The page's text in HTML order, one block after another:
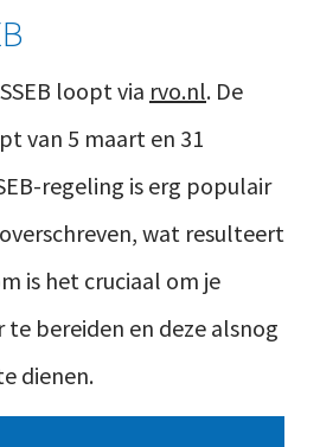
loopt via rvo.nl. De
van 5 maart en 31
regeling is erg populair
wat resulteert
is het cruciaal om je
te bereiden en deze alsnog
dienen.